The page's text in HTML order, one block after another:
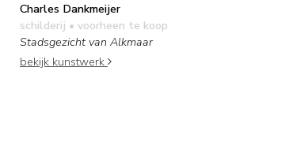
Charles Dankmeijer
schilderij • voorheen te koop
Stadsgezicht van Alkmaar
bekijk kunstwerk